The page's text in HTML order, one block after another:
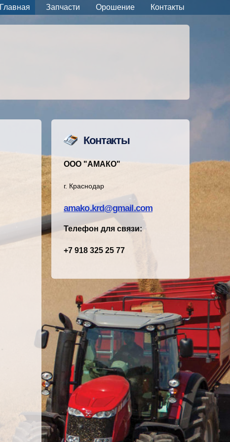
Главная Запчасти Орошение Контакты
Контакты
ООО "АМАКО"
г. Краснодар
amako.krd@gmail.com
Телефон для связи:
+7 918 325 25 77